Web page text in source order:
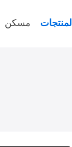
مسكن المنتجات